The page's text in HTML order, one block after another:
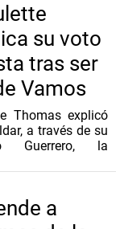
su voto
tras ser
Vamos
Thomas explicó
a través de su
Guerrero, la
de Educación,
la bancada
a